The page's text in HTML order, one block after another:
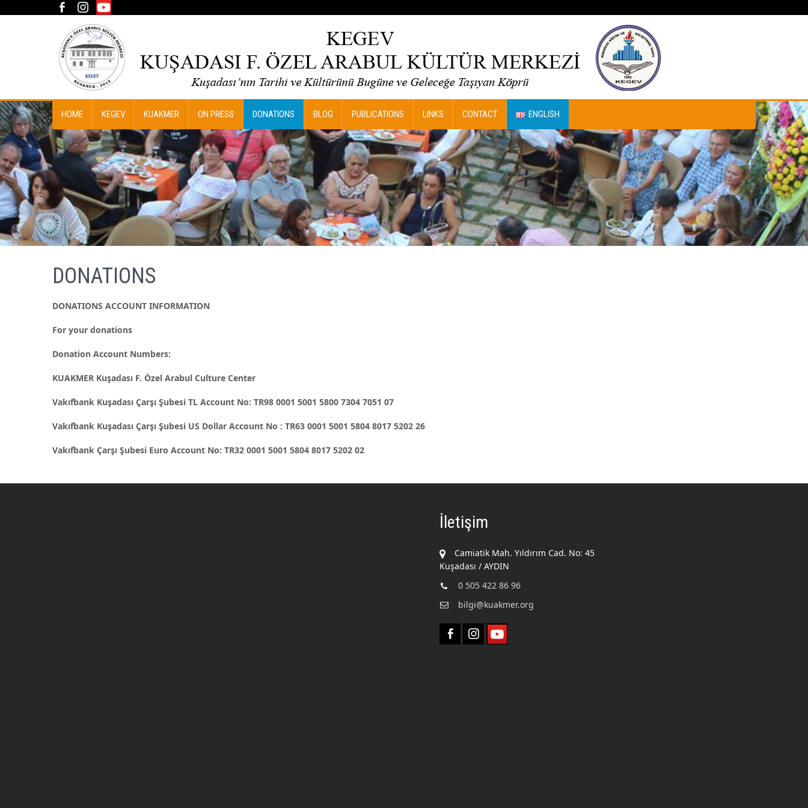
HOME KEGEV KUAKMER ON PRESS DONATIONS BLOG PUBLICATIONS LINKS CONTACT ENGLISH
DONATIONS
DONATIONS ACCOUNT INFORMATION
For your donations
Donation Account Numbers:
KUAKMER Kuşadası F. Özel Arabul Culture Center
Vakıfbank Kuşadası Çarşı Şubesi TL Account No: TR98 0001 5001 5800 7304 7051 07
Vakıfbank Kuşadası Çarşı Şubesi US Dollar Account No : TR63 0001 5001 5804 8017 5202 26
Vakıfbank Çarşı Şubesi Euro Account No: TR32 0001 5001 5804 8017 5202 02
İletişim
Camiatik Mah. Yıldırım Cad. No: 45
Kuşadası / AYDIN
0 505 422 86 96
bilgi@kuakmer.org